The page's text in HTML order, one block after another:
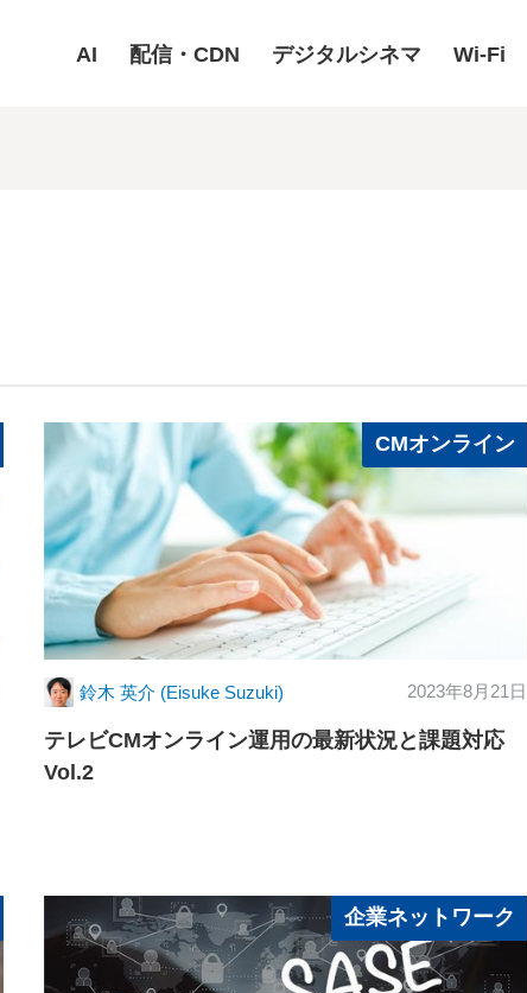
AI 配信・CDN デジタルシネマ Wi-Fi
CMオンライン
鈴木 英介 (Eisuke Suzuki) 2023年8月21日
テレビCMオンライン運用の最新状況と課題対応
Vol.2
企業ネットワーク